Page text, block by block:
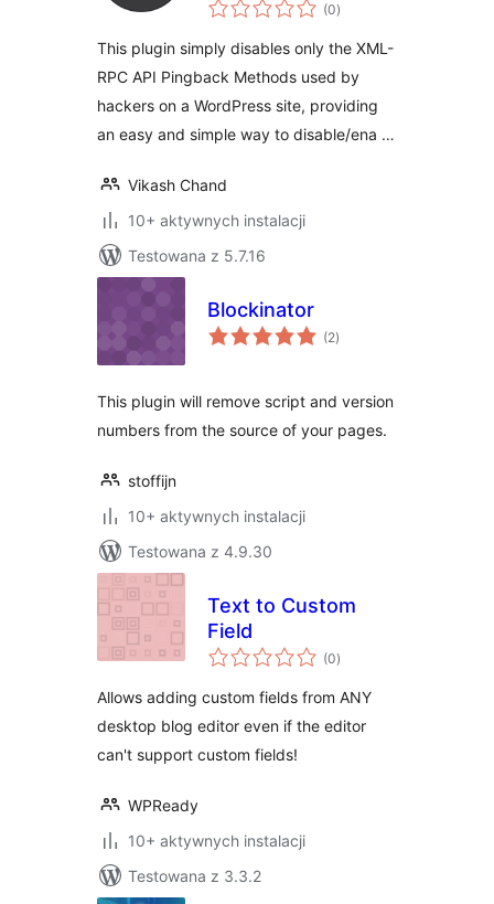
(0ocen
)
This plugin simply disables only the XML-
RPC API Pingback Methods used by
hackers on a WordPress site, providing
an easy and simple way to disable/ena …
Vikash Chand
10+ aktywnych instalacji
Testowana z 5.7.16
Blockinator
(2wszystkich
ocen
)
This plugin will remove script and version
numbers from the source of your pages.
stoffijn
10+ aktywnych instalacji
Testowana z 4.9.30
Text to Custom
Field
(0wszystkich
ocen
)
Allows adding custom fields from ANY
desktop blog editor even if the editor
can't support custom fields!
WPReady
10+ aktywnych instalacji
Testowana z 3.3.2